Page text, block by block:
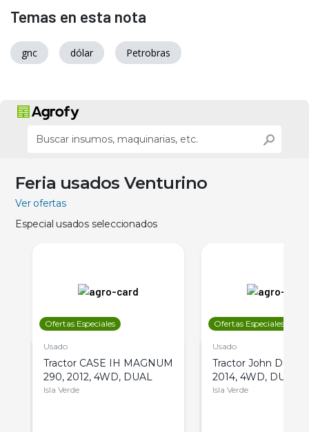
Temas en esta nota
gnc dólar Petrobras
Feria usados Venturino
Ver ofertas
Especial usados seleccionados
Ofertas Especiales
Usado
Tractor CASE IH MAGNUM
290, 2012, 4WD, DUAL
Isla Verde
Ofertas Especiales
Usado
Tractor John Deere
2014, 4WD, DUAL
Isla Verde